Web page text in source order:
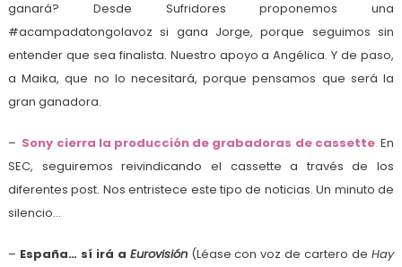
ganará? Desde Sufridores proponemos una
#acampadatongolavoz si gana Jorge, porque seguimos sin
entender que sea finalista. Nuestro apoyo a Angélica. Y de paso,
a Maika, que no lo necesitará, porque pensamos que será la
gran ganadora.
– Sony cierra la producción de grabadoras de cassette. En
SEC, seguiremos reivindicando el cassette a través de los
diferentes post. Nos entristece este tipo de noticias. Un minuto de
silencio…
– España… sí irá a Eurovisión(Léase con voz de cartero deHay